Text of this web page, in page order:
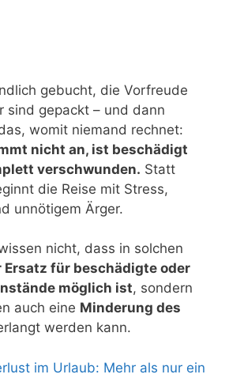
gebucht, die Vorfreude
sind gepackt – und dann
womit niemand rechnet:
nicht an, ist beschädigt
verschwunden. Statt
die Reise mit Stress,
unnötigem Ärger.
nicht, dass in solchen
Ersatz für beschädigte oder
möglich ist, sondern
auch eine Minderung des
werden kann.
im Urlaub: Mehr als nur ein